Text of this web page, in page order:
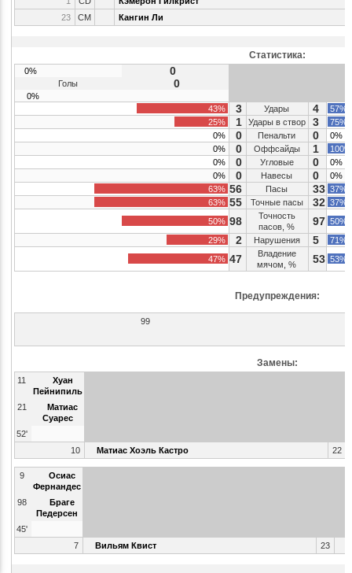
23
CM Кангин Ли
Статистика:
0% 0
Голы 0
0%
43%
3 Удары 4
57%
25%
1 Удары в створ 3
75%
0%
0 Пенальти 0
0%
0%
0 Оффсайды 1
100%
0%
0 Угловые 0
0%
0%
0 Навесы 0
0%
63% 56 Пасы 33 37%
63% 55 Точные пасы 32 37%
50% 98
Точность
пасов, %
97 50%
29%
2 Нарушения 5
71%
47% 47
Владение
мячом, %
53 53%
Предупреждения:
99
Замены:
11
Хуан
Пейнипиль
21
Матиас
Суарес
52'
10
Матиас Хоэль Кастро 22
9
Осиас
Фернандес
98
Браге
Педерсен
45'
7
Вильям Квист 23